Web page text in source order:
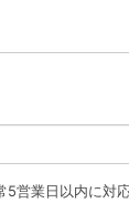
営業日以内に対